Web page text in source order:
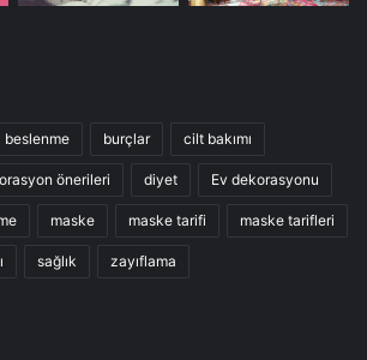
beslenme burçlar cilt bakımı
önerileri diyet Ev dekorasyonu
maske maske tarifi maske tarifleri
sağlık zayıflama